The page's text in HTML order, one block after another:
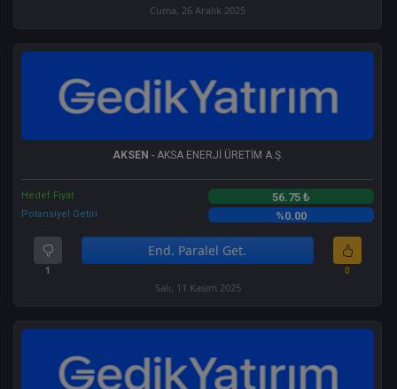
Cuma, 26 Aralık 2025
AKSEN - AKSA ENERJİ ÜRETİM A.Ş.
Hedef Fiyat 56.75 ₺
Potansiyel Getiri %0.00
1
End. Paralel Get.
0
Salı, 11 Kasım 2025